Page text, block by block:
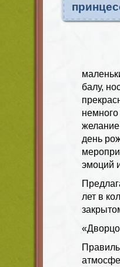
балу,
немного
желание
день
эмоций
лет в